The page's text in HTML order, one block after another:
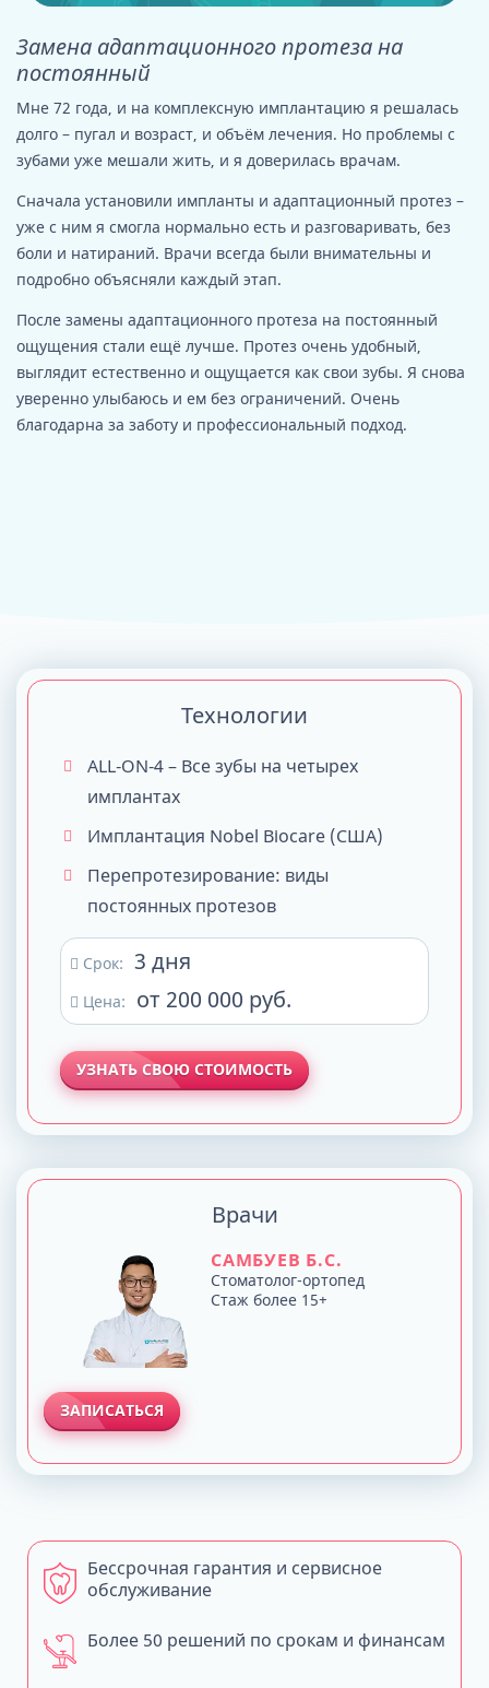
Замена адаптационного протеза на
постоянный
Мне 72 года, и на комплексную имплантацию я решалась
долго – пугал и возраст, и объём лечения. Но проблемы с
зубами уже мешали жить, и я доверилась врачам.
Сначала установили импланты и адаптационный протез –
уже с ним я смогла нормально есть и разговаривать, без
боли и натираний. Врачи всегда были внимательны и
подробно объясняли каждый этап.
После замены адаптационного протеза на постоянный
ощущения стали ещё лучше. Протез очень удобный,
выглядит естественно и ощущается как свои зубы. Я снова
уверенно улыбаюсь и ем без ограничений. Очень
благодарна за заботу и профессиональный подход.
Технологии
ALL-ON-4 – Все зубы на четырех
имплантах
Имплантация Nobel Biocare (США)
Перепротезирование: виды
постоянных протезов
Срок: 3 дня
Цена: от 200 000 руб.
УЗНАТЬ СВОЮ СТОИМОСТЬ
Врачи
САМБУЕВ Б.С.
Стоматолог-ортопед
Стаж более 15+
ЗАПИСАТЬСЯ
Бессрочная гарантия и сервисное
обслуживание
Более 50 решений по срокам и финансам